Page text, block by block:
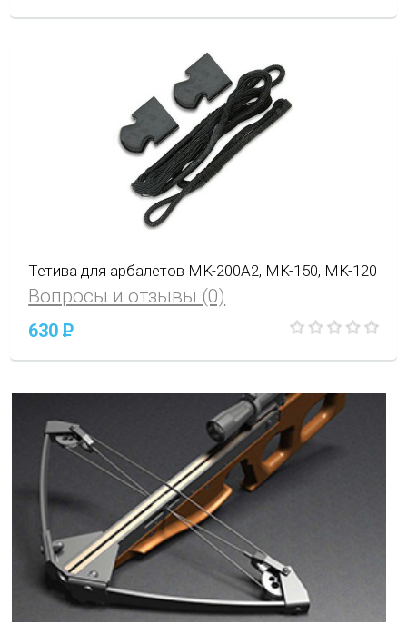
Тетива для арбалетов MK-200A2, MK-150, MK-120
Вопросы и отзывы (0)
630P